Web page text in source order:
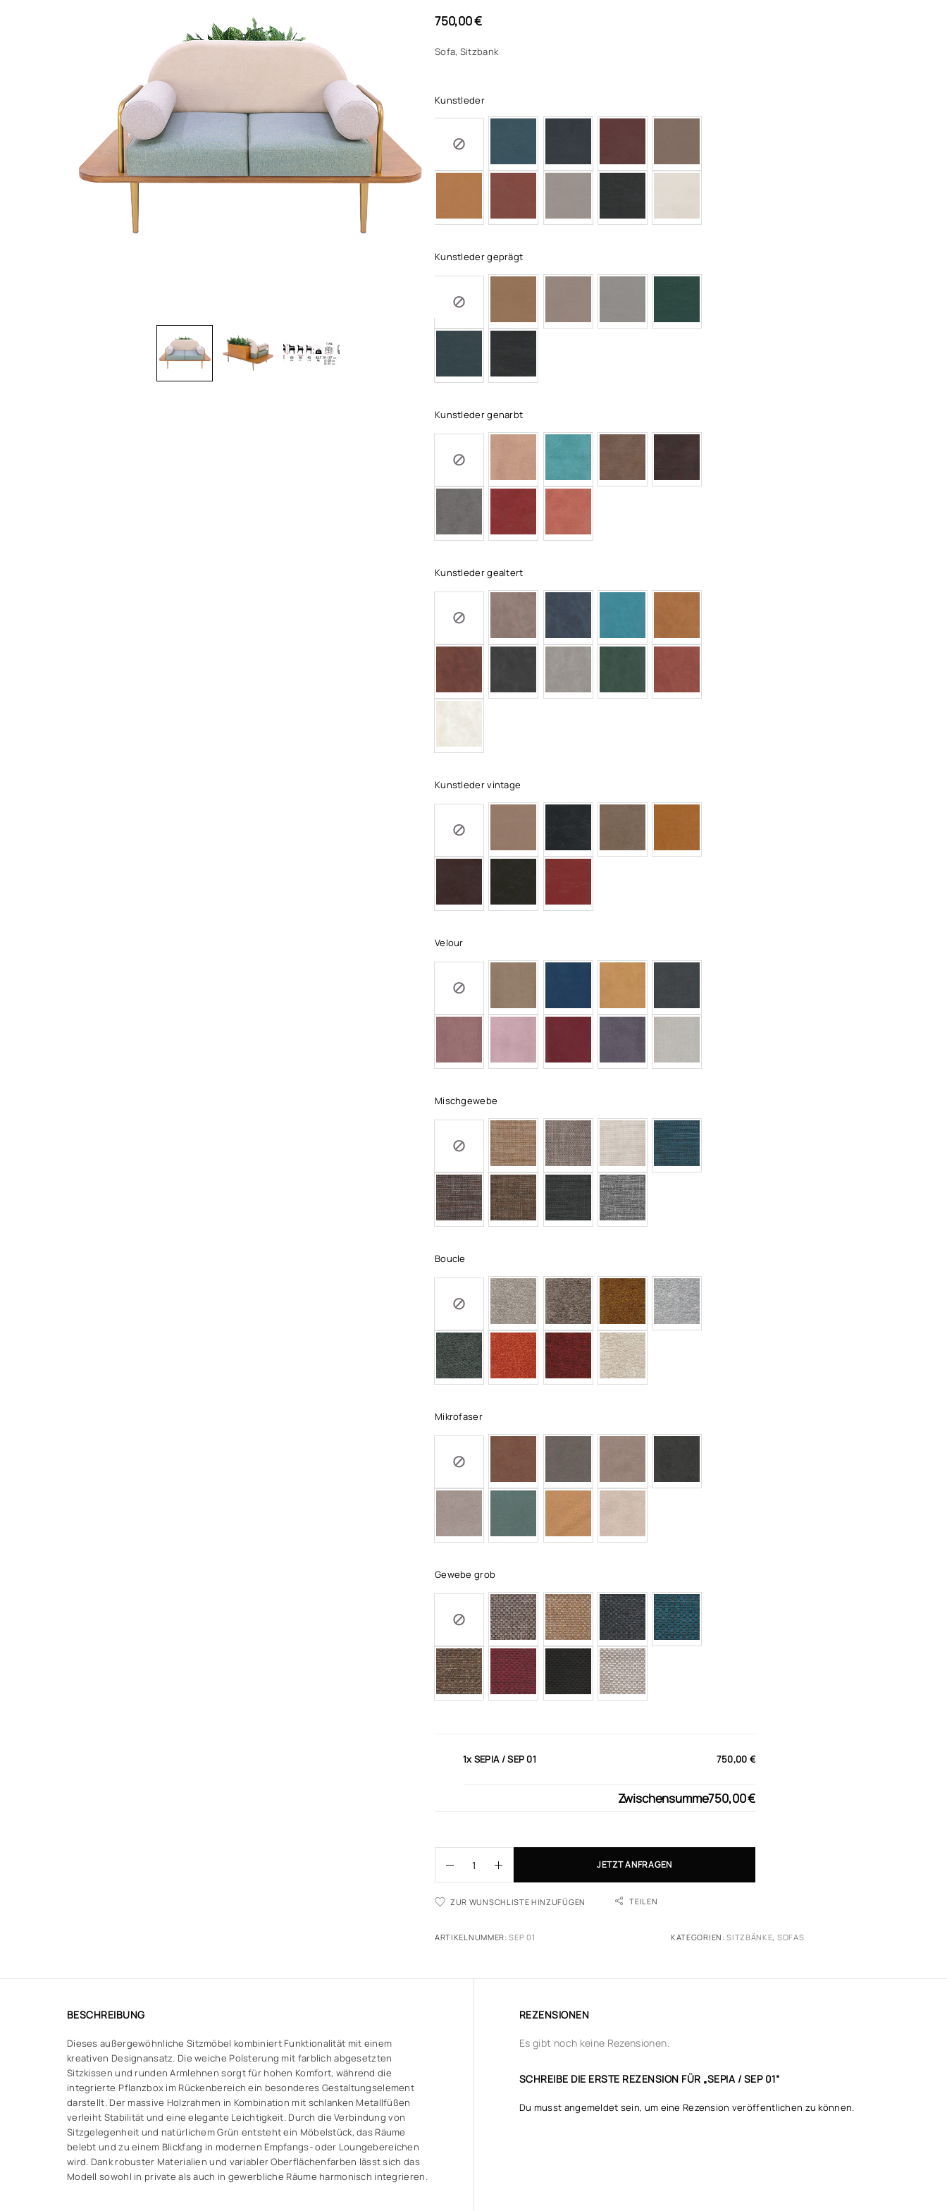
750,00€
Sofa, Sitzbank
Kunstleder
Kunstleder geprägt
Kunstleder genarbt
Kunstleder gealtert
Kunstleder vintage
Velour
Mischgewebe
Boucle
Mikrofaser
Gewebe grob
1xSEPIA / SEP 01 750,00 €
Zwischensumme750,00 €
JETZT ANFRAGEN
ZUR WUNSCHLISTE HINZUFÜGEN TEILEN
ARTIKELNUMMER:SEP 01 KATEGORIEN:SITZBÄNKE, SOFAS
BESCHREIBUNG
Dieses außergewöhnliche Sitzmöbel kombiniert Funktionalität mit einem
kreativen Designansatz. Die weiche Polsterung mit farblich abgesetzten
Sitzkissen und runden Armlehnen sorgt für hohen Komfort, während die
integrierte Pflanzbox im Rückenbereich ein besonderes Gestaltungselement
darstellt. Der massive Holzrahmen in Kombination mit schlanken Metallfüßen
verleiht Stabilität und eine elegante Leichtigkeit. Durch die Verbindung von
Sitzgelegenheit und natürlichem Grün entsteht ein Möbelstück, das Räume
belebt und zu einem Blickfang in modernen Empfangs- oder Loungebereichen
wird. Dank robuster Materialien und variabler Oberflächenfarben lässt sich das
Modell sowohl in private als auch in gewerbliche Räume harmonisch integrieren.
REZENSIONEN
Es gibt noch keine Rezensionen.
SCHREIBE DIE ERSTE REZENSION FÜR „SEPIA / SEP 01“
Du musst angemeldet sein, um eine Rezension veröffentlichen zu können.